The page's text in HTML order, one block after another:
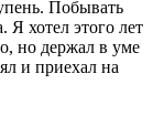
Побывать
Я хотел этого лет
но держал в уме
и приехал на